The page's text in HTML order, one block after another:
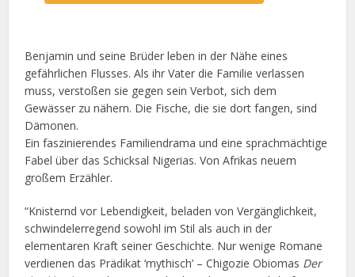
Benjamin und seine Brüder leben in der Nähe eines
gefährlichen Flusses. Als ihr Vater die Familie verlassen
muss, verstoßen sie gegen sein Verbot, sich dem
Gewässer zu nähern. Die Fische, die sie dort fangen, sind
Dämonen.
Ein faszinierendes Familiendrama und eine sprachmächtige
Fabel über das Schicksal Nigerias. Von Afrikas neuem
großem Erzähler.
“Knisternd vor Lebendigkeit, beladen von Vergänglichkeit,
schwindelerregend sowohl im Stil als auch in der
elementaren Kraft seiner Geschichte. Nur wenige Romane
verdienen das Prädikat ‘mythisch’ – Chigozie Obiomas Der